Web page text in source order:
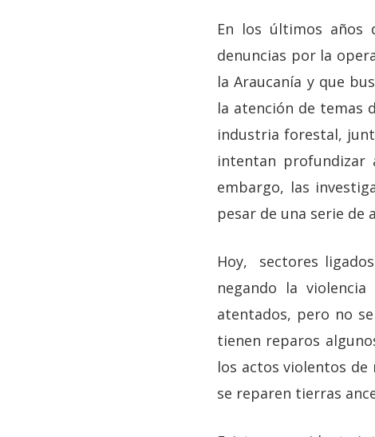
En los últimos años
denuncias por la
la Araucanía y que
la atención de temas
industria forestal,
intentan profundizar
embargo, las
pesar de una serie de
Hoy, sectores
negando la
atentados, pero no
tienen reparos
los actos violentos
se reparen tierras